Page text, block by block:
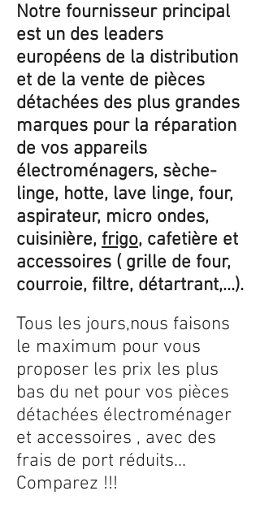
Notre fournisseur principal
est un des leaders
européens de la distribution
et de la vente de pièces
détachées des plus grandes
marques pour la réparation
de vos appareils
électroménagers, sèche-
linge, hotte, lave linge, four,
aspirateur, micro ondes,
cuisinière, frigo, cafetière et
accessoires ( grille de four,
courroie, filtre, détartrant,...).
Tous les jours,nous faisons
le maximum pour vous
proposer les prix les plus
bas du net pour vos pièces
détachées électroménager
et accessoires , avec des
frais de port réduits...
Comparez !!!